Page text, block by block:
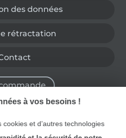
des données
rétractation
à vos besoins !
cookies et d’autres technologies